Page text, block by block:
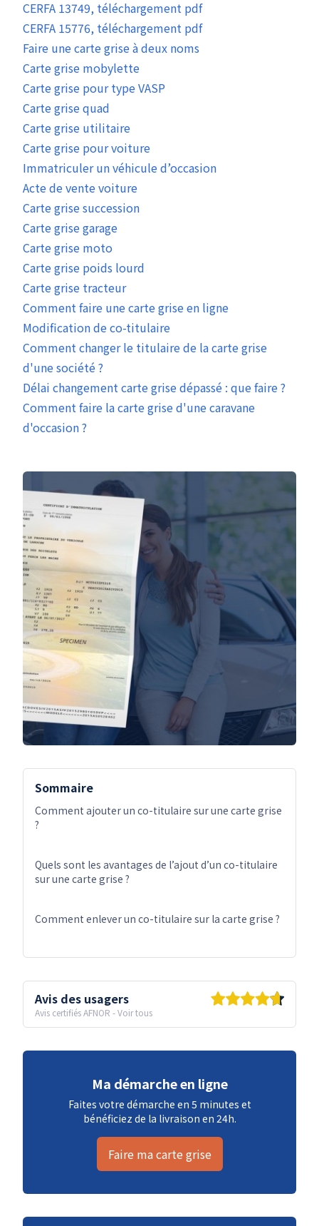
CERFA 13749, téléchargement pdf
CERFA 15776, téléchargement pdf
Faire une carte grise à deux noms
Carte grise mobylette
Carte grise pour type VASP
Carte grise quad
Carte grise utilitaire
Carte grise pour voiture
Immatriculer un véhicule d’occasion
Acte de vente voiture
Carte grise succession
Carte grise garage
Carte grise moto
Carte grise poids lourd
Carte grise tracteur
Comment faire une carte grise en ligne
Modification de co-titulaire
Comment changer le titulaire de la carte grise
d'une société ?
Délai changement carte grise dépassé : que faire ?
Comment faire la carte grise d'une caravane
d'occasion ?
Sommaire
Comment ajouter un co-titulaire sur une carte grise
?
Quels sont les avantages de l’ajout d’un co-titulaire
sur une carte grise ?
Comment enlever un co-titulaire sur la carte grise ?
Avis des usagers
Avis certifiés AFNOR -Voir tous
Ma démarche en ligne
Faites votre démarche en 5 minutes et
bénéficiez de la livraison en 24h.
Faire ma carte grise